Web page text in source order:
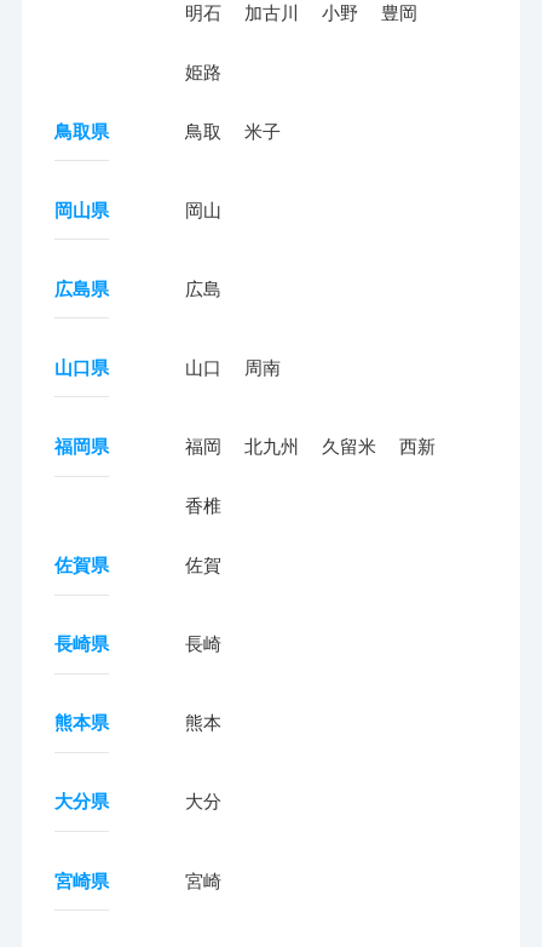
明石 加古川 小野 豊岡
姫路
鳥取県 鳥取 米子
岡山県 岡山
広島県 広島
山口県 山口 周南
福岡県 福岡 北九州 久留米 西新
香椎
佐賀県 佐賀
長崎県 長崎
熊本県 熊本
大分県 大分
宮崎県 宮崎